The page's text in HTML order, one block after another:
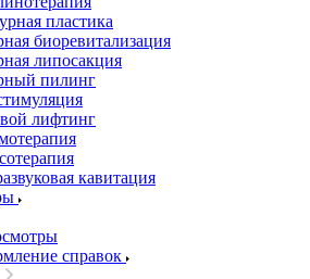
пластика
биоревитализация
липосакция
пилинг
лифтинг
кавитация
справок